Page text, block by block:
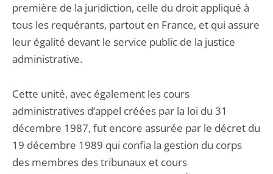
première de la juridiction, celle du droit appliqué à
tous les requérants, partout en France, et qui assure
leur égalité devant le service public de la justice
administrative.
Cette unité, avec également les cours
administratives d’appel créées par la loi du 31
décembre 1987, fut encore assurée par le décret du
19 décembre 1989 qui confia la gestion du corps
des membres des tribunaux et cours